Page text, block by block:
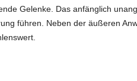
Gelenke. Das anfänglich
führen. Neben der äußeren